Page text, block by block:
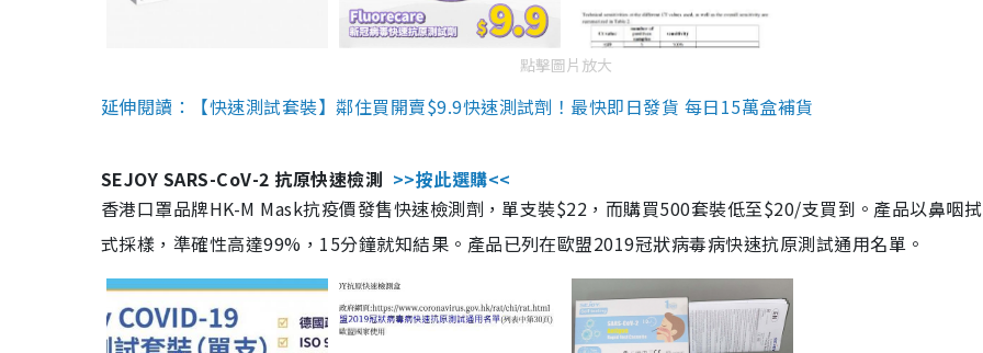
點擊圖片放大
延伸閱讀：【快速測試套裝】鄰住買開賣$9.9快速測試劑！最快即日發貨 每日15萬盒補貨
SEJOY SARS-CoV-2 抗原快速檢測 >>按此選購<<
香港口罩品牌HK-M Mask抗疫價發售快速檢測劑，單支裝$22，而購買500套裝低至$20/支買到。產品以鼻咽
式採樣，準確性高達99%，15分鐘就知結果。產品已列在歐盟2019冠狀病毒病快速抗原測試通用名單。